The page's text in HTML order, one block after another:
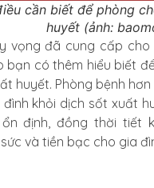
cần biết để phòng
huyết (ảnh:
vọng đã cung cấp
bạn có thêm hiểu biết
huyết. Phòng bệnh
khỏi dịch sốt xuất
định, đồng thời tiết
và tiền bạc cho gia